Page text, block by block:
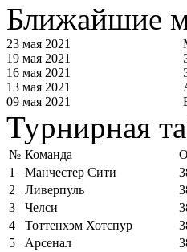
Ближайшие
23 мая 2021
19 мая 2021
16 мая 2021
13 мая 2021
09 мая 2021
Турнирная
№ Команда О
1
Манчестер Сити
2
Ливерпуль
3
Челси
4
Тоттенхэм Хотспур
5
Арсенал